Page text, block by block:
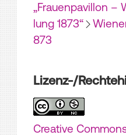
„Frauenpavillon –
lung 1873“
873
Lizenz-/
Creative